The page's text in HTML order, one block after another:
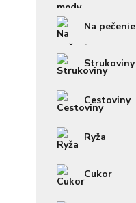
Na pečenie
Strukoviny
Cestoviny
Ryža
Cukor